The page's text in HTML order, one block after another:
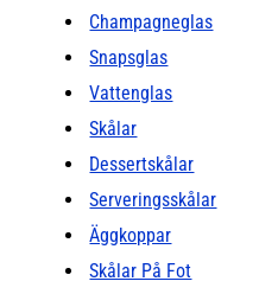
Champagneglas
Snapsglas
Vattenglas
Skålar
Dessertskålar
Serveringsskålar
Äggkoppar
Skålar På Fot